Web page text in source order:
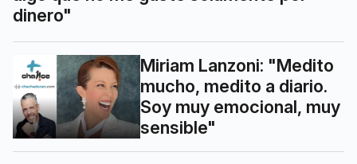
dinero"
Miriam Lanzoni: "Medito
mucho, medito a diario.
Soy muy emocional, muy
sensible"